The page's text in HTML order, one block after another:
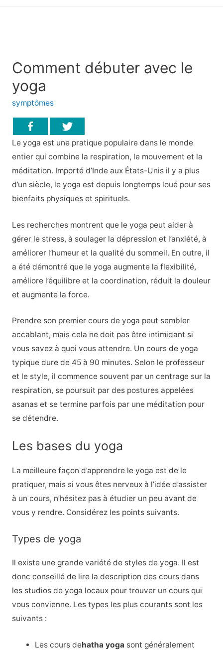
Comment débuter avec le
yoga
symptômes
Le yoga est une pratique populaire dans le monde
entier qui combine la respiration, le mouvement et la
méditation. Importé d’Inde aux États-Unis il y a plus
d’un siècle, le yoga est depuis longtemps loué pour ses
bienfaits physiques et spirituels.
Les recherches montrent que le yoga peut aider à
gérer le stress, à soulager la dépression et l’anxiété, à
améliorer l’humeur et la qualité du sommeil. En outre, il
a été démontré que le yoga augmente la flexibilité,
améliore l’équilibre et la coordination, réduit la douleur
et augmente la force.
Prendre son premier cours de yoga peut sembler
accablant, mais cela ne doit pas être intimidant si
vous savez à quoi vous attendre. Un cours de yoga
typique dure de 45 à 90 minutes. Selon le professeur
et le style, il commence souvent par un centrage sur la
respiration, se poursuit par des postures appelées
asanas et se termine parfois par une méditation pour
se détendre.
Les bases du yoga
La meilleure façon d’apprendre le yoga est de le
pratiquer, mais si vous êtes nerveux à l’idée d’assister
à un cours, n’hésitez pas à étudier un peu avant de
vous y rendre. Considérez les points suivants.
Types de yoga
Il existe une grande variété de styles de yoga. Il est
donc conseillé de lire la description des cours dans
les studios de yoga locaux pour trouver un cours qui
vous convienne. Les types les plus courants sont les
suivants :
Les cours dehatha yoga sont généralement